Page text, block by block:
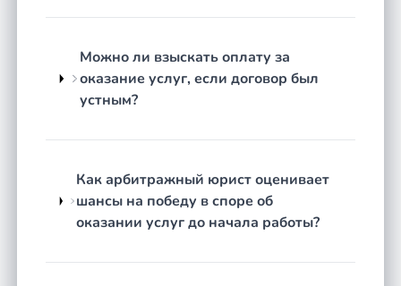
достижим. Если шансы невысоки, вы узнаете
об этом сразу.
Выбор стратегии.
досудебная претензия, медиация, обращение в
Подготовка документов.Юрист составляет
претензию, исковое заявление, расчёт
требований и собирает доказательную базу.
Можно ли взыскать оплату за
оказание услуг, если договор был
устным?
Как арбитражный юрист оценивает
шансы на победу в споре об
оказании услуг до начала работы?